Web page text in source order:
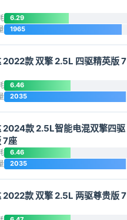
6.29
1965
2022款 双擎 2.5L 四驱精英版 7
6.46
2035
2024款 2.5L智能电混双擎四驱
7座
6.46
2035
2022款 双擎 2.5L 两驱尊贵版 7